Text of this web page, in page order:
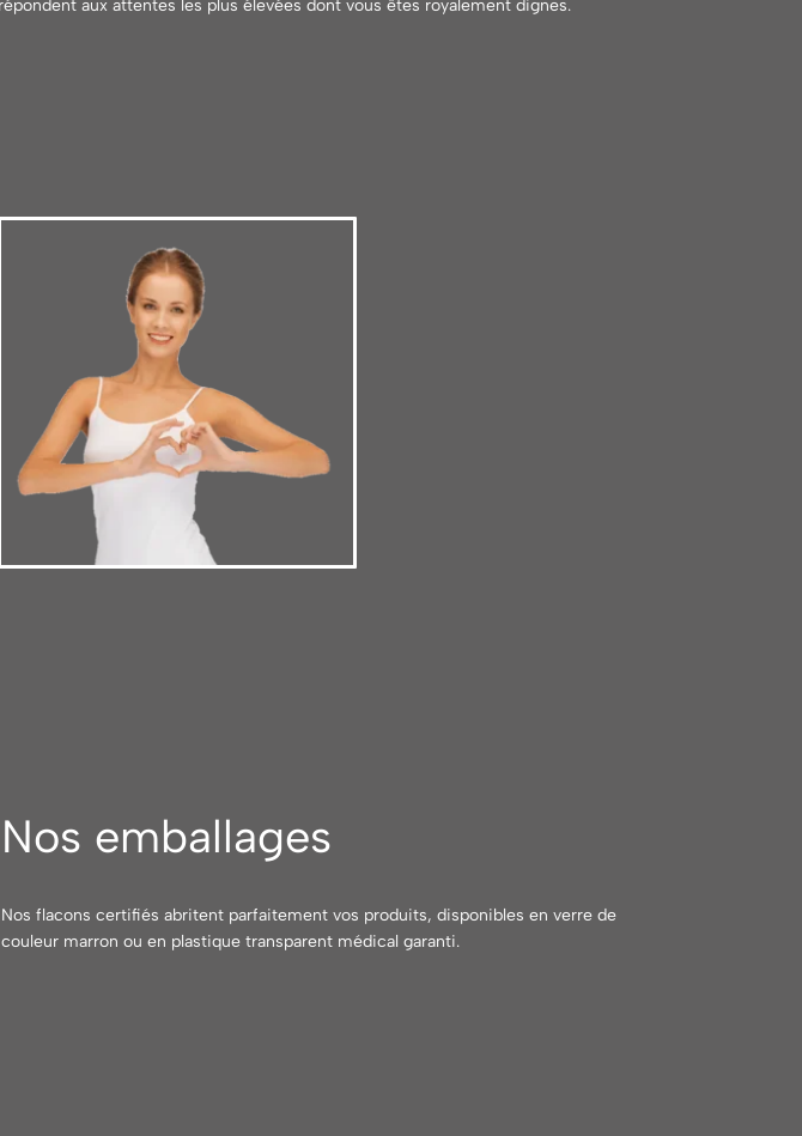
répondent aux attentes les plus élevées dont vous êtes royalement dignes.
Nos emballages
Nos flacons certifiés abritent parfaitement vos produits, disponibles en verre de
couleur marron ou en plastique transparent médical garanti.